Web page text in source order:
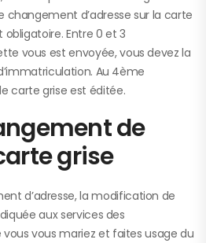
d’adresse sur la carte
Entre 0 et 3
vous est envoyée, vous devez la
Au 4ème
carte grise est éditée.
de
grise
d’adresse, la modification de
aux services des
vous mariez et faites usage du